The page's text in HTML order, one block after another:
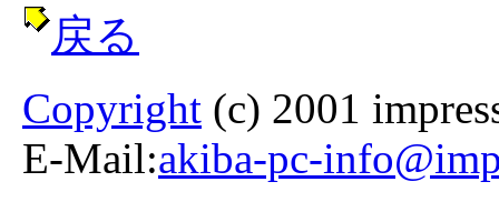
戻る
Copyright (c) 2001
E-Mail:akiba-pc-